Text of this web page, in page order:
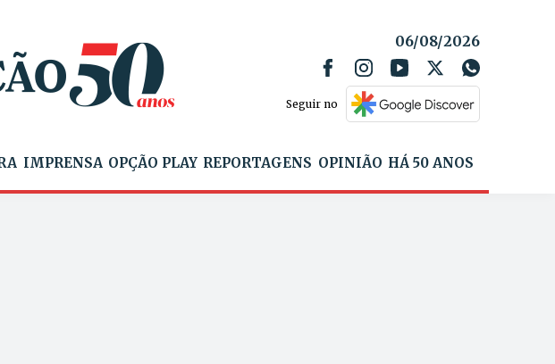
06/08/2026
Seguir no
IMPRENSA OPÇÃO PLAY REPORTAGENS OPINIÃO HÁ 50 ANOS